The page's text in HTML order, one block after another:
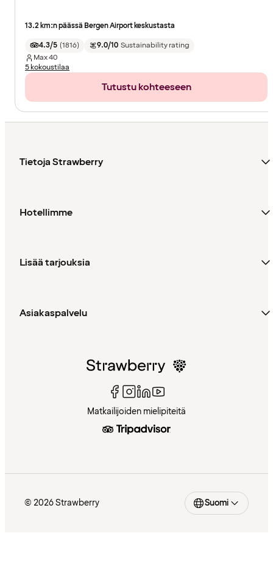
13.2 km:n päässä Bergen Airport keskustasta
4.3/5 (1816) 9.0/10 Sustainability rating
Max40
5 kokoustilaa
Tutustu kohteeseen
Tietoja Strawberry
Hotellimme
Lisää tarjouksia
Asiakaspalvelu
Matkailijoiden mielipiteitä
© 2026 Strawberry Suomi